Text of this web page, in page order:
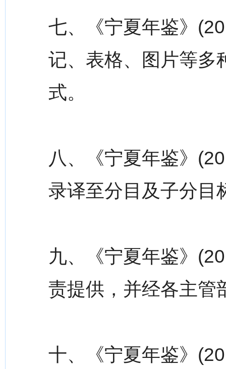
七、《宁夏年鉴》
记、表格、图片等多
式。
八、《宁夏年鉴》
录译至分目及子分目
九、《宁夏年鉴》
责提供，并经各主管
十、《宁夏年鉴》